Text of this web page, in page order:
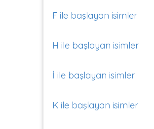
F ile başlayan isimler
H ile başlayan isimler
İ ile başlayan isimler
K ile başlayan isimler